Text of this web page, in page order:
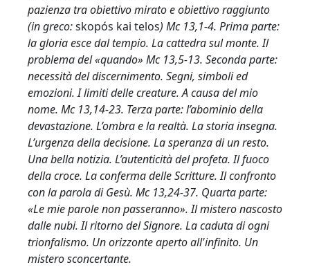
pazienza tra obiettivo mirato e obiettivo raggiunto
(in greco:skopós kai telos) Mc 13,1-4. Prima parte:
la gloria esce dal tempio. La cattedra sul monte. Il
problema del «quando» Mc 13,5-13. Seconda parte:
necessità del discernimento. Segni, simboli ed
emozioni. I limiti delle creature. A causa del mio
nome. Mc 13,14-23. Terza parte: l’abominio della
devastazione. L’ombra e la realtà. La storia insegna.
L’urgenza della decisione. La speranza di un resto.
Una bella notizia. L’autenticità del profeta. Il fuoco
della croce. La conferma delle Scritture. Il confronto
con la parola di Gesù. Mc 13,24-37. Quarta parte:
«Le mie parole non passeranno». Il mistero nascosto
dalle nubi. Il ritorno del Signore. La caduta di ogni
trionfalismo. Un orizzonte aperto all'infinito. Un
mistero sconcertante.